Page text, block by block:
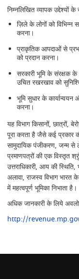
निम्नलिखित व्यापक उद्देश्यों
ज़िले के लोगों को
करना।
प्राकृतिक आपदाओं से
को प्रदान करना।
सरकारी भूमि के संरक्षक
उचित रखरखाव को
भूमि सुधार के
करना।
यह विभाग किसानों, छात्रों,
पूरा करता है जैसे कई प्रकार
सामुदायिक पंजीकरण, जन्म
प्रमाणपत्रों की एक विस्तृत
उत्तराधिकारी, आय की
अलावा, राजस्व विभाग
में महत्वपूर्ण भूमिका निभाता है।
अधिक जानकारी के लिये
http://